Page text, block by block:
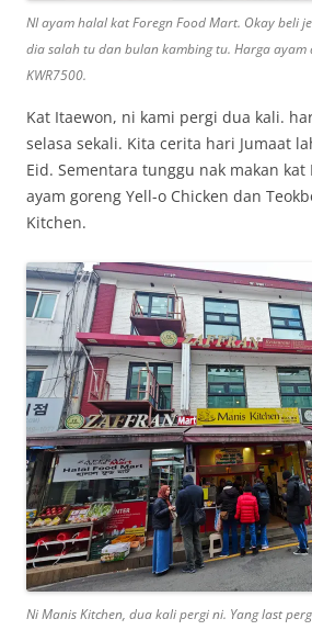
NI ayam halal kat Foregn Food Mart. Okay beli
dia salah tu dan bulan kambing tu. Harga ayam
KWR7500.
Kat Itaewon, ni kami pergi dua kali.
selasa sekali. Kita cerita hari Jumaat
Eid. Sementara tunggu nak makan kat
ayam goreng Yell-o Chicken dan
Kitchen.
Ni Manis Kitchen, dua kali pergi ni. Yang last